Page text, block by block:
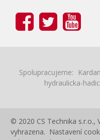
Spolupracujeme:
hydraulicka-
© 2020 CS Technika s.r.o.,
vyhrazena. Nastavení